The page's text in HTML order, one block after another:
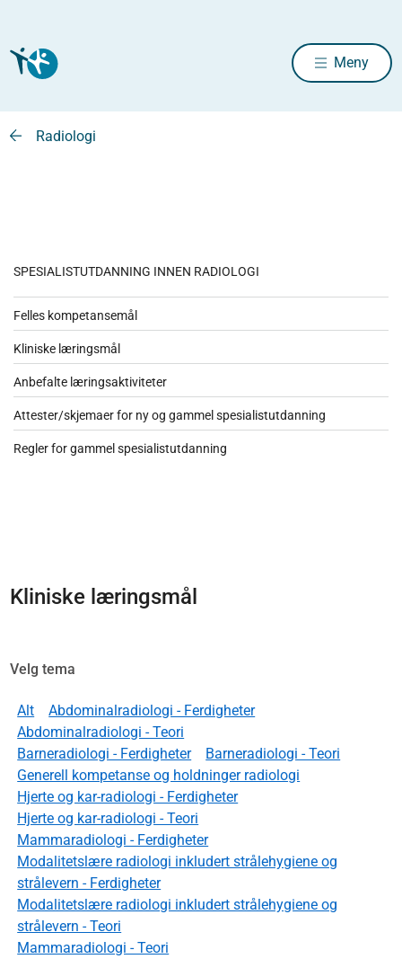
Meny
Radiologi
SPESIALISTUTDANNING INNEN RADIOLOGI
Felles kompetansemål
Kliniske læringsmål
Anbefalte læringsaktiviteter
Attester/skjemaer for ny og gammel spesialistutdanning
Regler for gammel spesialistutdanning
Kliniske læringsmål
Velg tema
Alt
Abdominalradiologi - Ferdigheter
Abdominalradiologi - Teori
Barneradiologi - Ferdigheter
Barneradiologi - Teori
Generell kompetanse og holdninger radiologi
Hjerte og kar-radiologi - Ferdigheter
Hjerte og kar-radiologi - Teori
Mammaradiologi - Ferdigheter
Modalitetslære radiologi inkludert strålehygiene og
strålevern - Ferdigheter
Modalitetslære radiologi inkludert strålehygiene og
strålevern - Teori
Mammaradiologi - Teori